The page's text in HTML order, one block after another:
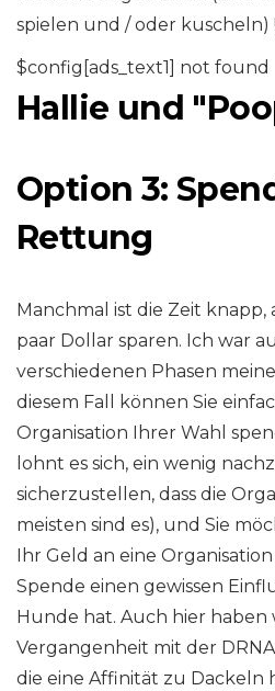
spielen und / oder kuscheln)
$config[ads_text1] not found
Hallie und
Option 3:
Rettung
Manchmal ist die Zeit knapp,
paar Dollar sparen. Ich war
verschiedenen Phasen
diesem Fall können Sie
Organisation Ihrer Wahl
lohnt es sich, ein wenig
sicherzustellen, dass die
meisten sind es), und Sie
Ihr Geld an eine
Spende einen gewissen
Hunde hat. Auch hier haben
Vergangenheit mit der
die eine Affinität zu Dackeln